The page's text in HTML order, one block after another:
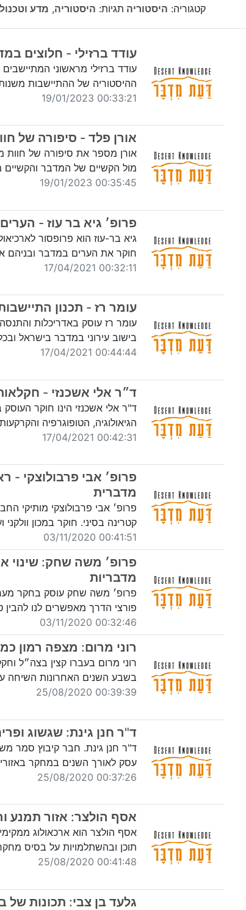
קטגוריה: היסטוריה תגיות: היסטוריה, מדע
עודד ברזילי - חלוצים
עודד ברזילי מראשוני
ההיסטוריה של ההתיישבות
00:33:21 19/01/2023
אורן פלד - סיפורה של
אורן מספר את סיפורה של חוות
מול הקשיים של המדבר והקשיים
00:35:45 19/01/2023
פרופ׳ גיא בר עוז -
גיא בר-עוז הוא פרופסור
חוקר את הערים במדבר
00:32:11 17/04/2021
עומר רז - תכנון
עומר רז עוסק באדריכלות
בישוב עירוני במדבר בישראל
00:44:44 17/04/2021
ד״ר אלי אשכנזי -
​ד"ר אלי אשכנזי הינו חוקר
הגיאולוגיה, הטופוגרפיה
00:42:31 17/04/2021
פרופ׳ אבי פרבולוצקי -
מדברית
פרופ׳ אבי פרבולוצקי מותיקי
קטרינה בסיני. חוקר במכון
00:41:51 03/11/2020
פרופ׳ משה שחק: שינוי
מדבריות
פרופ׳ משה שחק עוסק בחקר
פורצי הדרך מאפשרים לנו
00:32:46 03/11/2020
רוני מרום: מצפה רמון
רוני מרום בעברו קצין בצה״ל
בשבע השנים האחרונות השיחה
00:39:39 25/08/2020
ד"ר חנן גינת: שגשוג
עסק לאורך השנים במחקר
00:37:26 25/08/2020
אסף הולצר: אזור תמנע
אסף הולצר הוא ארכאולוג
תוכן ובהשתלמויות על בסיס
00:41:48 25/08/2020
גלעד בן צבי: תכונות של